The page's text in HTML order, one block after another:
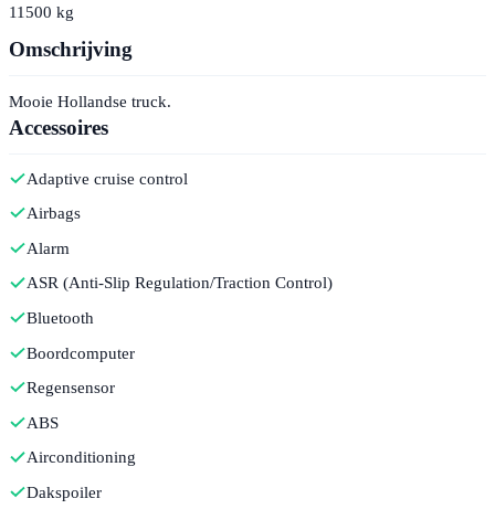
11500 kg
Omschrijving
Mooie Hollandse truck.
Accessoires
Adaptive cruise control
Airbags
Alarm
ASR (Anti-Slip Regulation/Traction Control)
Bluetooth
Boordcomputer
Regensensor
ABS
Airconditioning
Dakspoiler